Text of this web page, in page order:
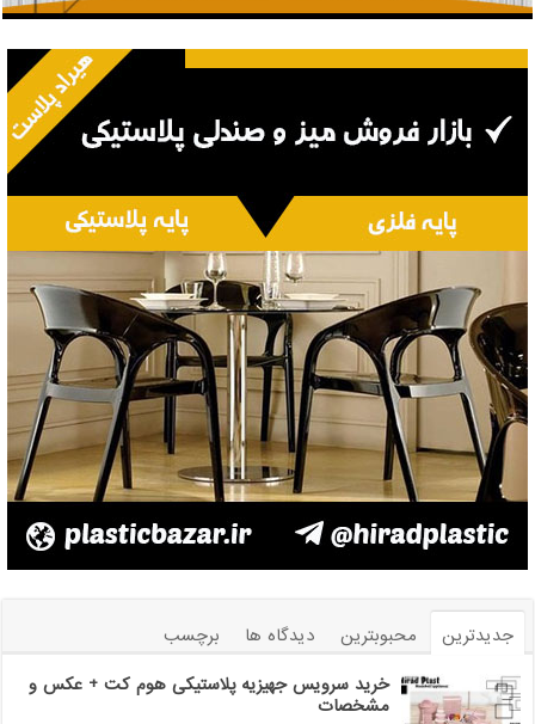
جدیدترین محبوبترین دیدگاه ها
برچسب
خرید سرویس جهیزیه پلاستیکی هوم کت + عکس و
مشخصات